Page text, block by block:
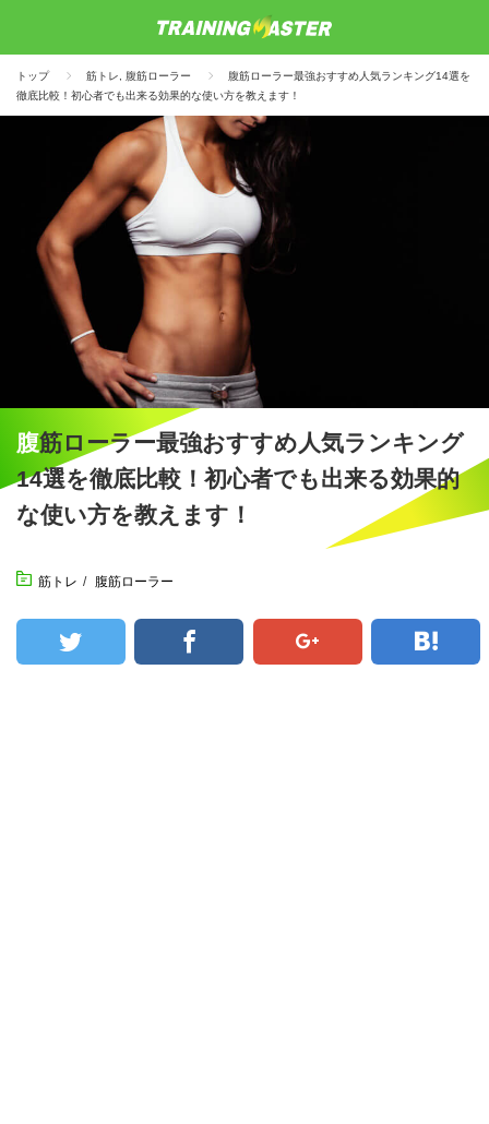
トップ 筋トレ 腹筋ローラー
腹筋ローラー最強おすすめ人気ランキング14選を
徹底比較！初心者でも出来る効果的な使い方を教えます！
腹筋ローラー最強おすすめ人気ランキング
14選を徹底比較！初心者でも出来る効果的
な使い方を教えます！
筋トレ / 腹筋ローラー